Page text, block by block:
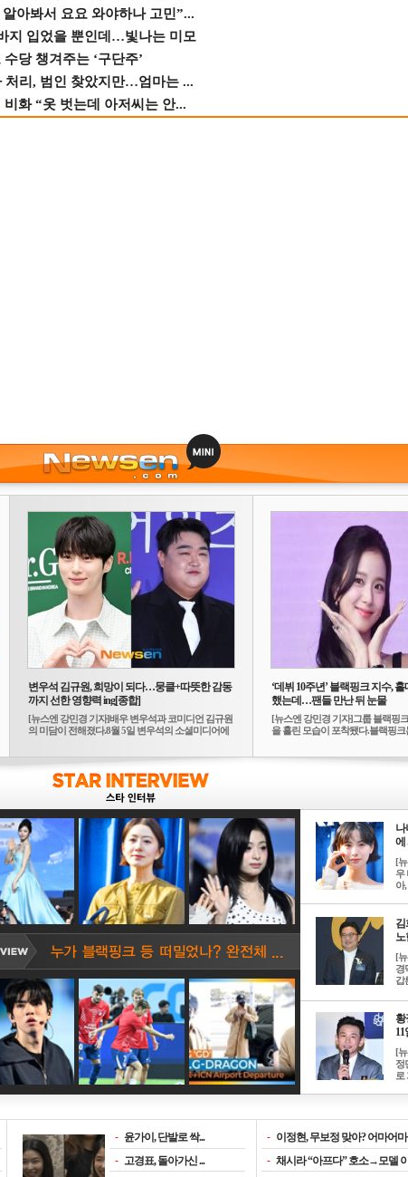
아봐서 요요 와야하나 고민”...
지 입었을 뿐인데…빛나는 미모
당 챙겨주는 ‘구단주’
처리, 범인 찾았지만…엄마는 ...
화 “옷 벗는데 아저씨는 안...
변우석 김규원, 희망이 되다…뭉클+따뜻한 감동
까지 선한 영향력 ing[종합]
[뉴스엔 강민경 기자]배우 변우석과 코미디언 김규원
의 미담이 전해졌다.8월 5일 변우석의 소셜미디어에
‘데뷔 10주년’ 블랙핑크 지수,
했는데…팬들 만난 뒤 눈물
[뉴스엔 강민경 기자]그룹 블랙핑
을 흘린 모습이 포착됐다.블랙핑크
나
에
[
우
아,
김
노
[
경
갑
황
11
[
정
로
- 윤가이, 단발로 싹...
- 고경표, 돌아가신 ...
- 이정현, 무보정 맞아? 어마어마
- 채시라 “아프다” 호소→모델